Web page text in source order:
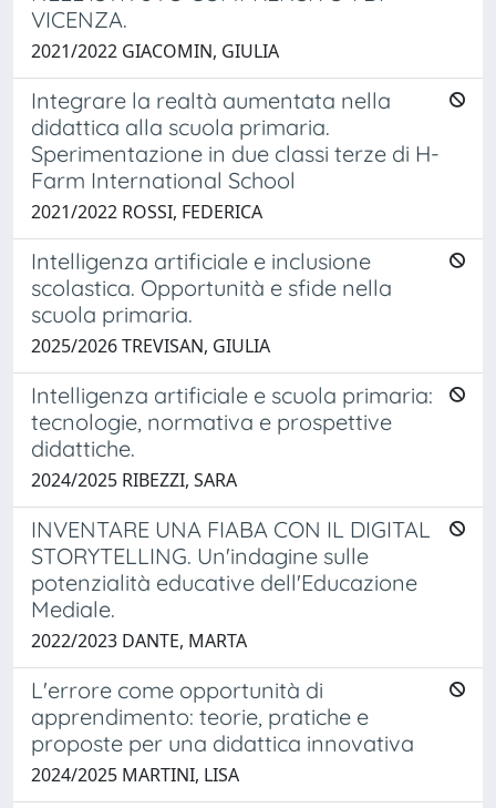
VICENZA.
2021/2022 GIACOMIN, GIULIA
Integrare la realtà aumentata nella
didattica alla scuola primaria.
Sperimentazione in due classi terze di H-
Farm International School
2021/2022 ROSSI, FEDERICA
Intelligenza artificiale e inclusione
scolastica. Opportunità e sfide nella
scuola primaria.
2025/2026 TREVISAN, GIULIA
Intelligenza artificiale e scuola primaria:
tecnologie, normativa e prospettive
didattiche.
2024/2025 RIBEZZI, SARA
INVENTARE UNA FIABA CON IL DIGITAL
STORYTELLING. Un'indagine sulle
potenzialità educative dell'Educazione
Mediale.
2022/2023 DANTE, MARTA
L'errore come opportunità di
apprendimento: teorie, pratiche e
proposte per una didattica innovativa
2024/2025 MARTINI, LISA